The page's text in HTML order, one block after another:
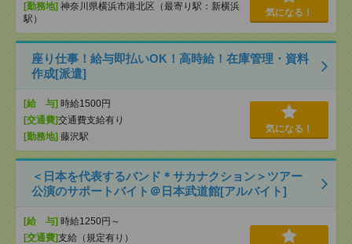
[勤務地] 神奈川県横浜市港北区（最寄り駅：新横浜
駅）
気になる！
座り仕事！給与即払いOK！高時給！在庫管理・資料
作成[派遣]
[給 与] 時給1500円
[交通費]交通費支給有り
[勤務地] 藤沢駅
気になる！
＜日本を代表するバンド＊サカナクション＞ツアー
公演のサポートバイト＠日本武道館[アルバイト]
[給 与] 時給1250円～
[交通費]支給（規定有り）